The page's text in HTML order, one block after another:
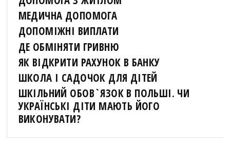
МЕДИЧНА ДОПОМОГА
ДОПОМІЖНІ ВИПЛАТИ
ДЕ ОБМІНЯТИ ГРИВНЮ
ЯК ВІДКРИТИ РАХУНОК В БАНКУ
ШКОЛА І САДОЧОК ДЛЯ ДІТЕЙ
ШКІЛЬНИЙ ОБОВ`ЯЗОК В ПОЛЬШІ. ЧИ
УКРАЇНСЬКІ ДІТИ МАЮТЬ ЙОГО
ВИКОНУВАТИ?